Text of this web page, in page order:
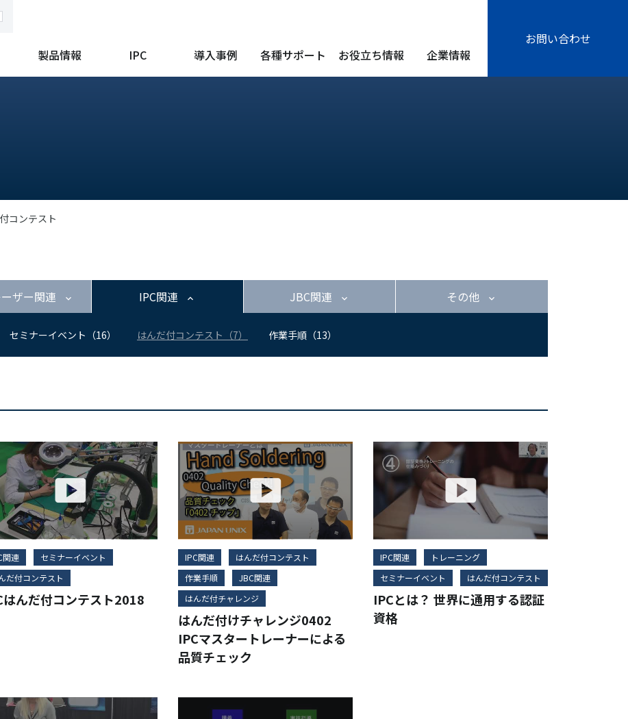
製品情報 IPC 導入事例 各種サポート お役立ち情報 企業情報
お問い合わせ
コンテスト
ザー関連 IPC関連
セミナーイベント（16） はんだ付コンテスト（7） 作業手順（13）
JBC関連 その他
関連
セミナーイベント
だ付コンテスト
はんだ付コンテスト2018
IPC関連
はんだ付コンテスト
作業手順
JBC関連
はんだ付チャレンジ
はんだ付けチャレンジ0402
IPCマスタートレーナーによる
品質チェック
IPC関連
トレーニング
セミナーイベント
はんだ付コンテスト
IPCとは？ 世界に通用する認証
資格